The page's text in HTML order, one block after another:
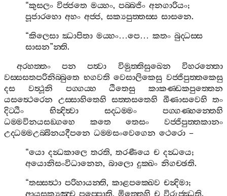
“කුසලං විජ‍්ජතෙ මය‍්හං,පබ‍්බජිං අනගාරියං;
පූජාරහො අහං අජ‍්ජ,සක්‍යපුත‍්තස‍්ස සාසනෙ.
“කිලෙසා ඣාපිතා මය‍්හං…පෙ…කතං බුද‍්ධස‍්ස
සාසන”න‍්ති.
අරහත‍්තං
පන පත්‍වා විමුත‍්තිසුඛෙන
විහරන‍්තො
වස‍්සසතපරිනිබ‍්බුතෙ භගවති වෙසාලිකෙසු වජ‍්ජිපුත‍්තකෙසු
දස
වත්‍ථූනි පග‍්ගය‍්හ ඨිතෙසු
කාකණ‍්ඩකපුත‍්තෙන
යසත්‍ථෙරෙන
උස‍්සාහිතෙහි සත‍්තසතෙහි ඛීණාසවෙහි තං
දිට‍්ඨිං
භින්‍දිත්‍වා සද‍්ධම‍්මං
පග‍්ගණ‍්හන‍්තෙහි
ධම‍්මවිනයසඞ‍්ගහෙ
කතෙ තෙසං
වජ‍්ජිපුත‍්තකානං
උද‍්ධම‍්මඋබ‍්බිනයදීපනෙ ධම‍්මසංවෙගෙන ථෙරො –
“යො දන්‍ධකාලෙ තරති,තරණීයෙ ච දන්‍ධයෙ;
අයොනිසංවිධානෙන,බාලො දුක‍්ඛං නිගච‍්ඡති.
“තස‍්සත්‍ථා පරිහායන‍්ති,කාළපක‍්ඛෙව චන්‍දිමා;